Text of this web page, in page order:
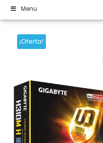
Menu
¡Oferta!